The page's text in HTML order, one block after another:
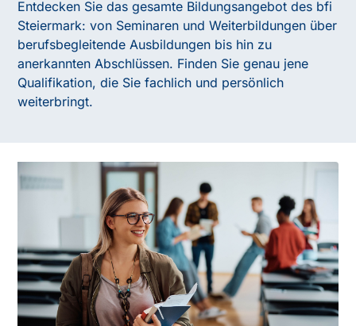
Entdecken Sie das gesamte Bildungsangebot des bfi
Steiermark: von Seminaren und Weiterbildungen über
berufsbegleitende Ausbildungen bis hin zu
anerkannten Abschlüssen. Finden Sie genau jene
Qualifikation, die Sie fachlich und persönlich
weiterbringt.